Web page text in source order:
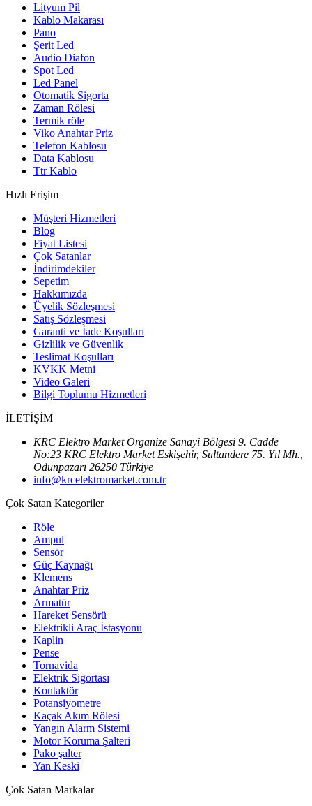
Lityum Pil
Kablo Makarası
Pano
Şerit Led
Audio Diafon
Spot Led
Led Panel
Otomatik Sigorta
Zaman Rölesi
Termik röle
Viko Anahtar Priz
Telefon Kablosu
Data Kablosu
Ttr Kablo
Hızlı Erişim
Müşteri Hizmetleri
Blog
Fiyat Listesi
Çok Satanlar
İndirimdekiler
Sepetim
Hakkımızda
Üyelik Sözleşmesi
Satış Sözleşmesi
Garanti ve İade Koşulları
Gizlilik ve Güvenlik
Teslimat Koşulları
KVKK Metni
Video Galeri
Bilgi Toplumu Hizmetleri
İLETİŞİM
KRC Elektro Market Organize Sanayi Bölgesi 9. Cadde
No:23 KRC Elektro Market Eskişehir, Sultandere 75. Yıl Mh.,
Odunpazarı 26250 Türkiye
info@krcelektromarket.com.tr
Çok Satan Kategoriler
Röle
Ampul
Sensör
Güç Kaynağı
Klemens
Anahtar Priz
Armatür
Hareket Sensörü
Elektrikli Araç İstasyonu
Kaplin
Pense
Tornavida
Elektrik Sigortası
Kontaktör
Potansiyometre
Kaçak Akım Rölesi
Yangın Alarm Sistemi
Motor Koruma Şalteri
Pako şalter
Yan Keski
Çok Satan Markalar